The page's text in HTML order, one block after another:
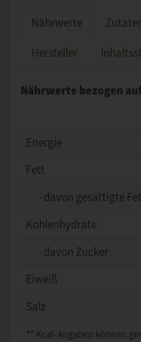
Nährwerte
Hersteller
Nährwerte bezogen
Energie
Fett
- davon gesättigte
Kohlenhydrate
- davon Zucker
Eiweiß
Salz
** Kcal-Angaben können